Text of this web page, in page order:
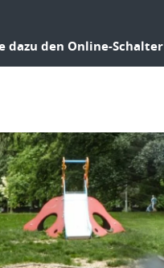
dazu den Online-Schalter